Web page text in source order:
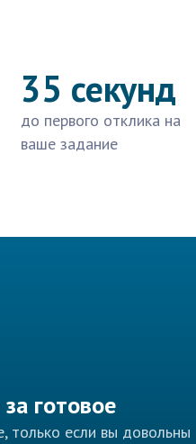
35 секунд
до первого отклика на
ваше задание
готовое
только если вы довольны